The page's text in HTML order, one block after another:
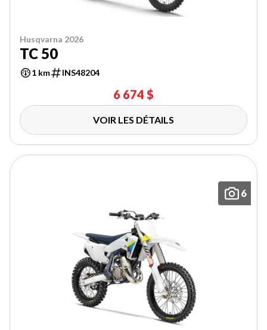
Husqvarna 2026
TC 50
1 km INS48204
6 674 $
VOIR LES DÉTAILS
6